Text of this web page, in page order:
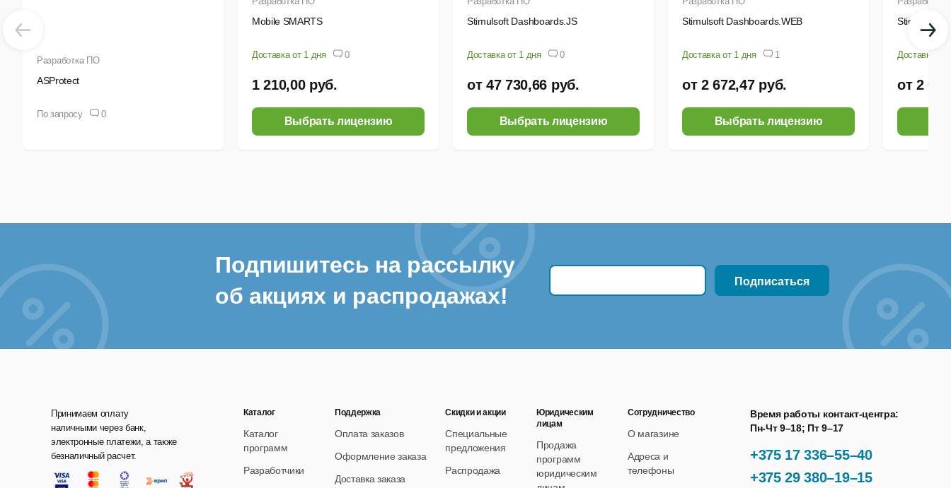
Разработка ПО
ASProtect
По запросу 0
Mobile SMARTS
Доставка от 1 дня 0
1 210,00 руб.
Выбрать лицензию
Stimulsoft Dashboards.JS
Доставка от 1 дня 0
от 47 730,66 руб.
Выбрать лицензию
Stimulsoft Dashboards.WEB
Доставка от 1 дня 1
от 2 672,47 руб.
Выбрать лицензию
Stimulsoft
Доставка от
от 2
Подпишитесь на рассылку
об акциях и распродажах!
Принимаем оплату
наличными через банк,
электронные платежи, а также
безналичный расчет.
+375 17 336–55–40
+375 29 380–19–15
Время работы контакт-центра:
Пн-Чт 9–18; Пт 9–17
Каталог
Каталог
программ
Разработчики
Поддержка
Оплата заказов
Оформление заказа
Доставка заказа
Скидки и акции
Специальные
предложения
Распродажа
Юридическим
лицам
Продажа
программ
юридическим
Сотрудничество
О магазине
Адреса и
телефоны